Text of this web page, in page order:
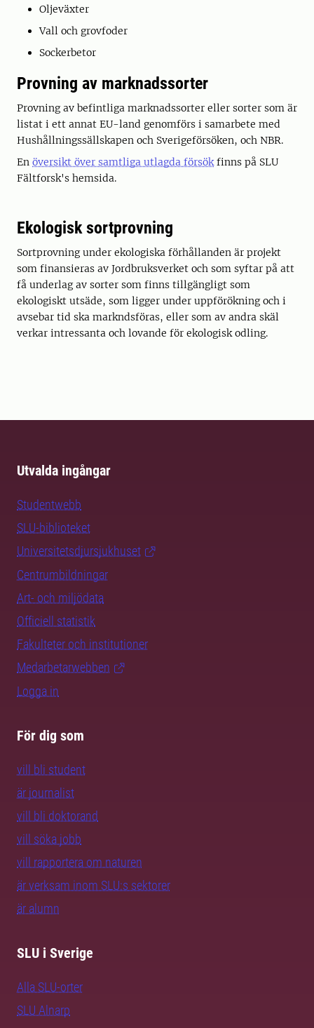
Oljeväxter
Vall och grovfoder
Sockerbetor
Provning av marknadssorter
Provning av befintliga marknadssorter eller sorter som är
listat i ett annat EU-land genomförs i samarbete med
Hushållningssällskapen och Sverigeförsöken, och NBR.
En översikt över samtliga utlagda försökfinns på SLU
Fältforsk's hemsida.
Ekologisk sortprovning
Sortprovning under ekologiska förhållanden är projekt
som finansieras av Jordbruksverket och som syftar på att
få underlag av sorter som finns tillgängligt som
ekologiskt utsäde, som ligger under uppförökning och i
avsebar tid ska markndsföras, eller som av andra skäl
verkar intressanta och lovande för ekologisk odling.
Utvalda ingångar
Studentwebb
SLU-biblioteket
Universitetsdjursjukhuset
Centrumbildningar
Art- och miljödata
Officiell statistik
Fakulteter och institutioner
Medarbetarwebben
Logga in
För dig som
vill bli student
är journalist
vill bli doktorand
vill söka jobb
vill rapportera om naturen
är verksam inom SLU:s sektorer
är alumn
SLU i Sverige
Alla SLU-orter
SLU Alnarp